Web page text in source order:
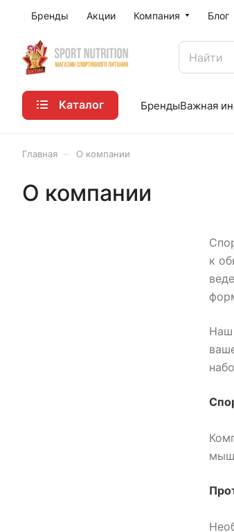
Бренды Акции Компания Блог
Каталог БрендыВажная
Главная О компании
О компании
к
Наш